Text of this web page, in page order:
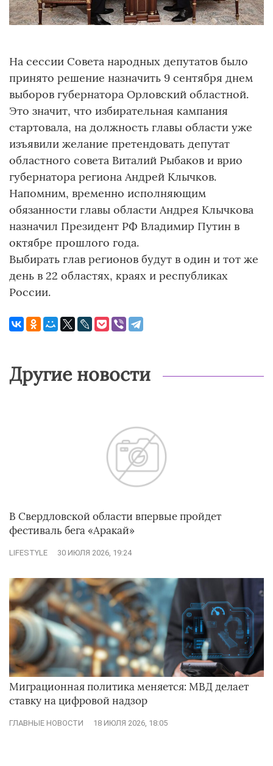
На сессии Совета народных депутатов было
принято решение назначить 9 сентября днем
выборов губернатора Орловский областной.
Это значит, что избирательная кампания
стартовала, на должность главы области уже
изъявили желание претендовать депутат
областного совета Виталий Рыбаков и врио
губернатора региона Андрей Клычков.
Напомним, временно исполняющим
обязанности главы области Андрея Клычкова
назначил Президент РФ Владимир Путин в
октябре прошлого года.
Выбирать глав регионов будут в один и тот же
день в 22 областях, краях и республиках
России.
Другие новости
В Свердловской области впервые пройдет
фестиваль бега «Аракай»
LIFESTYLE 30 ИЮЛЯ 2026, 19:24
Миграционная политика меняется: МВД делает
ставку на цифровой надзор
ГЛАВНЫЕ НОВОСТИ 18 ИЮЛЯ 2026, 18:05